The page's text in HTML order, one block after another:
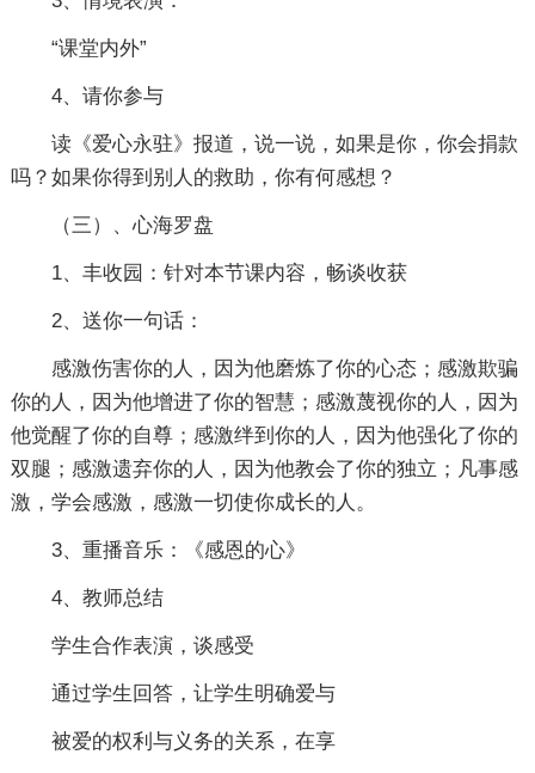
“课堂内外”
4、请你参与
读《爱心永驻》报道，说一说，如果是你，你会捐款
吗？如果你得到别人的救助，你有何感想？
（三）、心海罗盘
1、丰收园：针对本节课内容，畅谈收获
2、送你一句话：
感激伤害你的人，因为他磨炼了你的心态；感激欺骗
你的人，因为他增进了你的智慧；感激蔑视你的人，因为
他觉醒了你的自尊；感激绊到你的人，因为他强化了你的
双腿；感激遗弃你的人，因为他教会了你的独立；凡事感
激，学会感激，感激一切使你成长的人。
3、重播音乐：《感恩的心》
4、教师总结
学生合作表演，谈感受
通过学生回答，让学生明确爱与
被爱的权利与义务的关系，在享